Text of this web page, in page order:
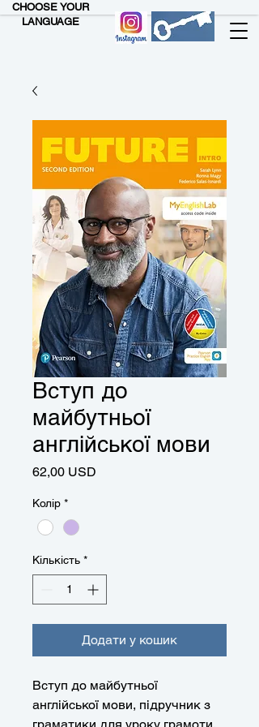
CHOOSE YOUR
LANGUAGE
Вступ до
майбутньої
англійської мови
62,00 USD
Колір *
Кількість *
Додати у кошик
Вступ до майбутньої
англійської мови, підручник з